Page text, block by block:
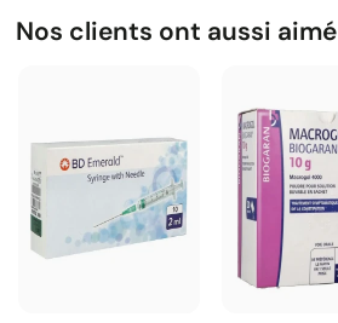
Nos clients ont aussi aimé